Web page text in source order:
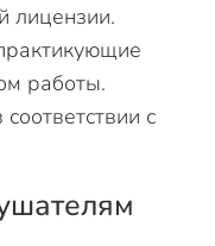
лицензии.
работы.
с